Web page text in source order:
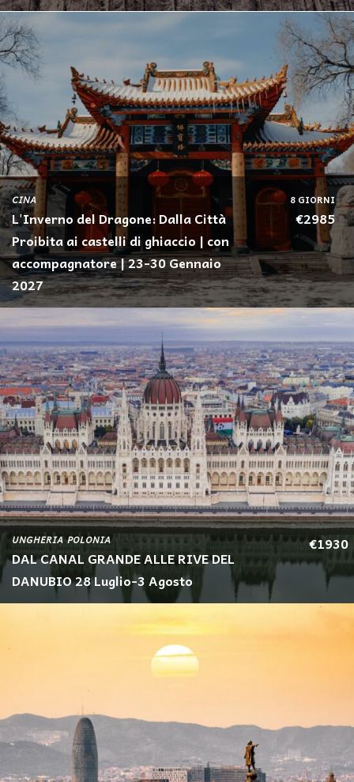
CINA
L'Inverno del Dragone: Dalla Città
Proibita ai castelli di ghiaccio | con
accompagnatore | 23-30 Gennaio
2027
8 GIORNI
€2985
UNGHERIA POLONIA
DAL CANAL GRANDE ALLE RIVE DEL
DANUBIO 28 Luglio-3 Agosto
€1930